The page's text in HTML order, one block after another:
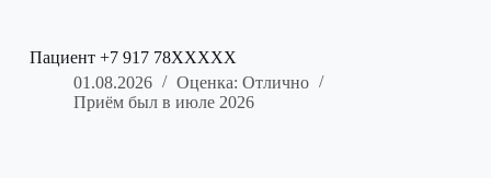
Пациент +7 917 78XXXXX
01.08.2026
Оценка: Отлично
Приём был в июле 2026